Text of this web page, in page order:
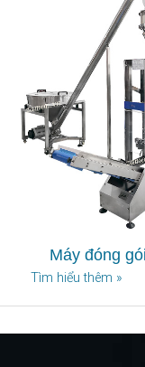
Máy đóng
Tìm hiểu thêm »